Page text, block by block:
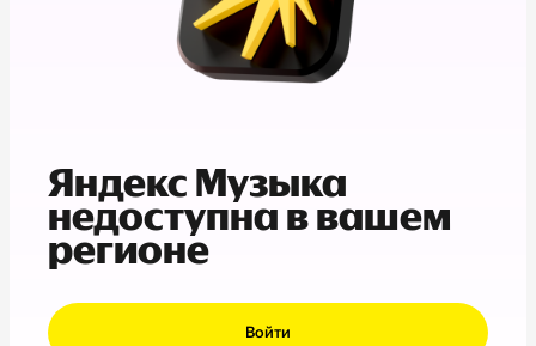
Яндекс Музыка
недоступна в вашем
регионе
Войти